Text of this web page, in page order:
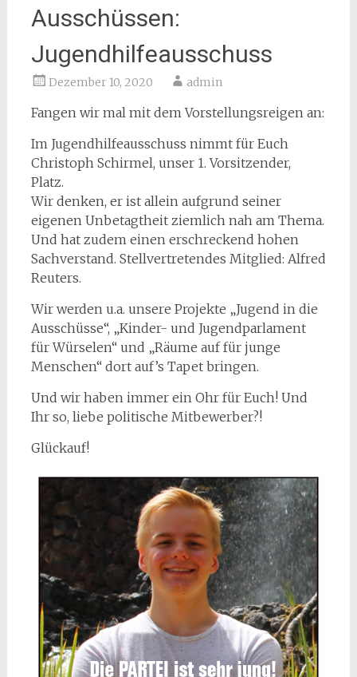
Ausschüssen:
Jugendhilfeausschuss
Dezember 10, 2020 admin
Fangen wir mal mit dem Vorstellungsreigen an:
Im Jugendhilfeausschuss nimmt für Euch
Christoph Schirmel, unser 1. Vorsitzender,
Platz.
Wir denken, er ist allein aufgrund seiner
eigenen Unbetagtheit ziemlich nah am Thema.
Und hat zudem einen erschreckend hohen
Sachverstand. Stellvertretendes Mitglied: Alfred
Reuters.
Wir werden u.a. unsere Projekte „Jugend in die
Ausschüsse“, „Kinder- und Jugendparlament
für Würselen“ und „Räume auf für junge
Menschen“ dort auf’s Tapet bringen.
Und wir haben immer ein Ohr für Euch! Und
Ihr so, liebe politische Mitbewerber?!
Glückauf!